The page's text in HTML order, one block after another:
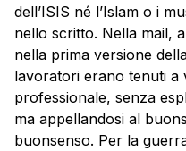
dell’ISIS né l’Islam o i
nello scritto. Nella mail,
nella prima versione
lavoratori erano tenuti a
professionale, senza
ma appellandosi al
buonsenso. Per la